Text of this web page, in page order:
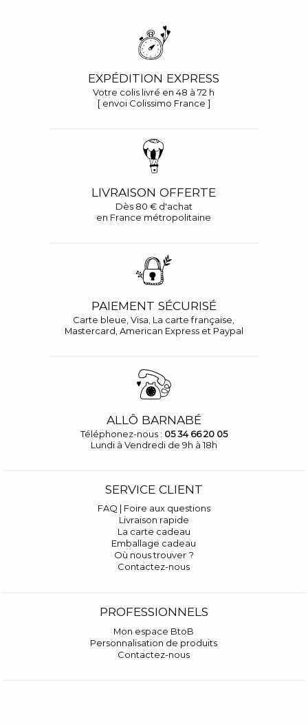
EXPÉDITION EXPRESS
Votre colis livré en 48 à 72 h
[ envoi Colissimo France ]
LIVRAISON OFFERTE
Dès 80 € d'achat
en France métropolitaine
PAIEMENT SÉCURISÉ
Carte bleue, Visa, La carte française,
Mastercard, American Express et Paypal
ALLÔ BARNABÉ
Téléphonez-nous : 05 34 66 20 05
Lundi à Vendredi de 9h à 18h
SERVICE CLIENT
FAQ | Foire aux questions
Livraison rapide
La carte cadeau
Emballage cadeau
Où nous trouver ?
Contactez-nous
PROFESSIONNELS
Mon espace BtoB
Personnalisation de produits
Contactez-nous